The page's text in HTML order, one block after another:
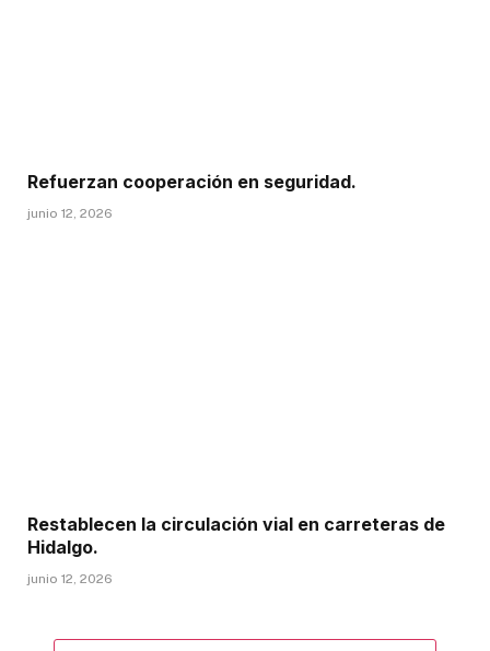
Refuerzan cooperación en seguridad.
junio 12, 2026
Restablecen la circulación vial en carreteras de
Hidalgo.
junio 12, 2026